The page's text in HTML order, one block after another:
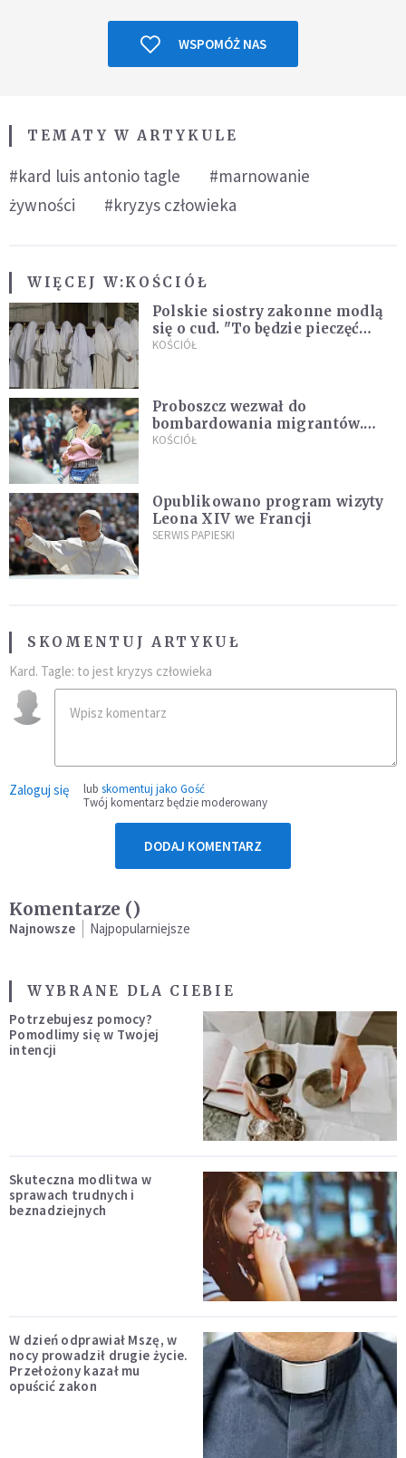
WSPOMÓŻ NAS
TEMATY W ARTYKULE
#kard luis antonio tagle
#marnowanie
żywności
#kryzys człowieka
WIĘCEJ W:KOŚCIÓŁ
Polskie siostry zakonne modlą
się o cud. "To będzie pieczęć
Pana Boga dla naszej wiary"
KOŚCIÓŁ
Proboszcz wezwał do
bombardowania migrantów.
"Masowy ogień przeciwko
KOŚCIÓŁ
Opublikowano program wizyty
Leona XIV we Francji
SERWIS PAPIESKI
SKOMENTUJ ARTYKUŁ
Kard. Tagle: to jest kryzys człowieka
Zaloguj się lub skomentuj jako Gość
Twój komentarz będzie moderowany
DODAJ KOMENTARZ
Komentarze ()
Najnowsze Najpopularniejsze
WYBRANE DLA CIEBIE
Potrzebujesz pomocy?
Pomodlimy się w Twojej
intencji
Skuteczna modlitwa w
sprawach trudnych i
beznadziejnych
W dzień odprawiał Mszę, w
nocy prowadził drugie życie.
Przełożony kazał mu
opuścić zakon